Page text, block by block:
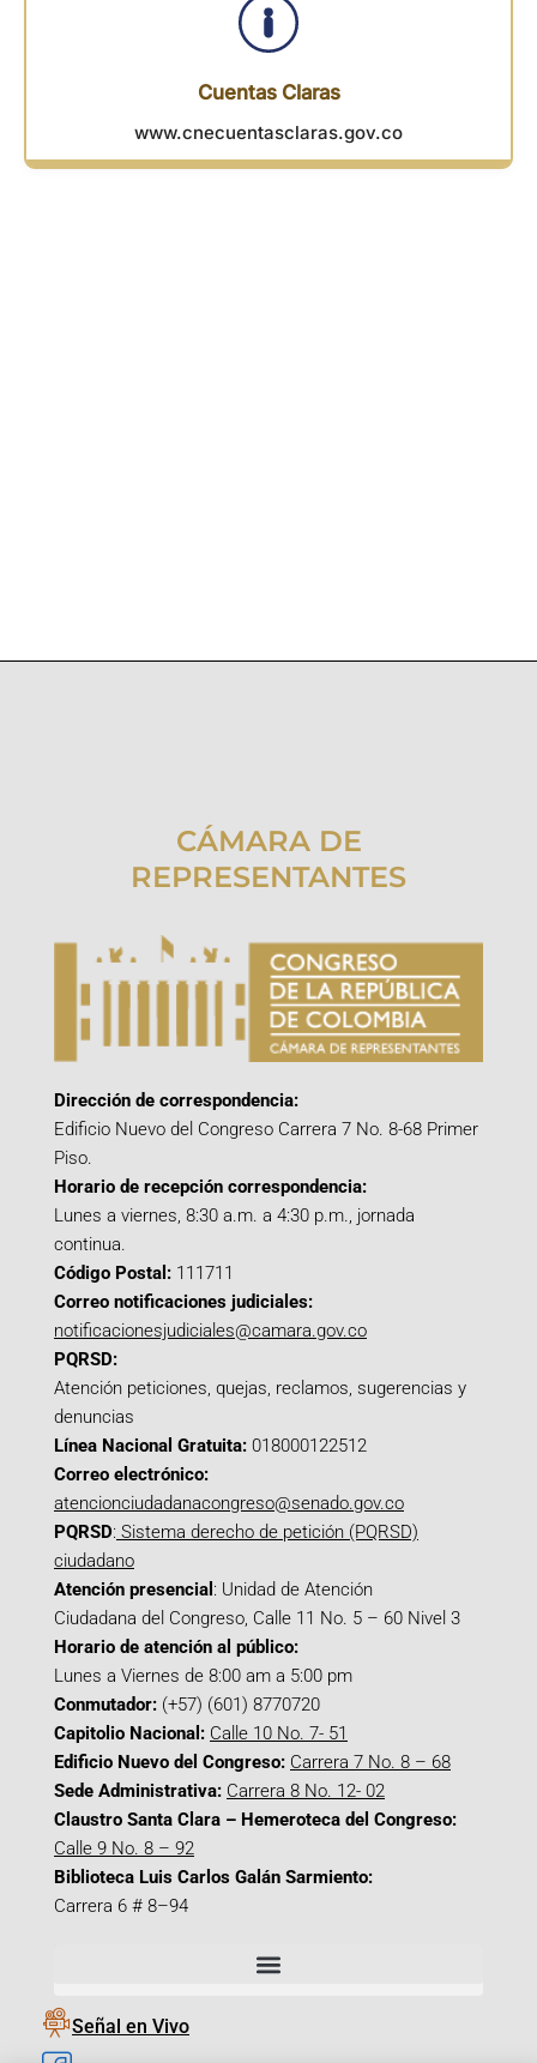
Cuentas Claras
www.cnecuentasclaras.gov.co
CÁMARA DE
REPRESENTANTES
Dirección de correspondencia:
Edificio Nuevo del Congreso Carrera 7 No. 8-68 Primer
Piso.
Horario de recepción correspondencia:
Lunes a viernes, 8:30 a.m. a 4:30 p.m., jornada
continua.
Código Postal: 111711
Correo notificaciones judiciales:
notificacionesjudiciales@camara.gov.co
PQRSD:
Atención peticiones, quejas, reclamos, sugerencias y
denuncias
Línea Nacional Gratuita: 018000122512
Correo electrónico:
atencionciudadanacongreso@senado.gov.co
PQRSD: Sistema derecho de petición (PQRSD)
ciudadano
Atención presencial : Unidad de Atención
Ciudadana del Congreso, Calle 11 No. 5 – 60 Nivel 3
Horario de atención al público:
Lunes a Viernes de 8:00 am a 5:00 pm
Conmutador: (+57) (601) 8770720
Capitolio Nacional: Calle 10 No. 7- 51
Edificio Nuevo del Congreso: Carrera 7 No. 8 – 68
Sede Administrativa: Carrera 8 No. 12- 02
Claustro Santa Clara – Hemeroteca del Congreso:
Calle 9 No. 8 – 92
Biblioteca Luis Carlos Galán Sarmiento:
Carrera 6 # 8–94
Señal en Vivo